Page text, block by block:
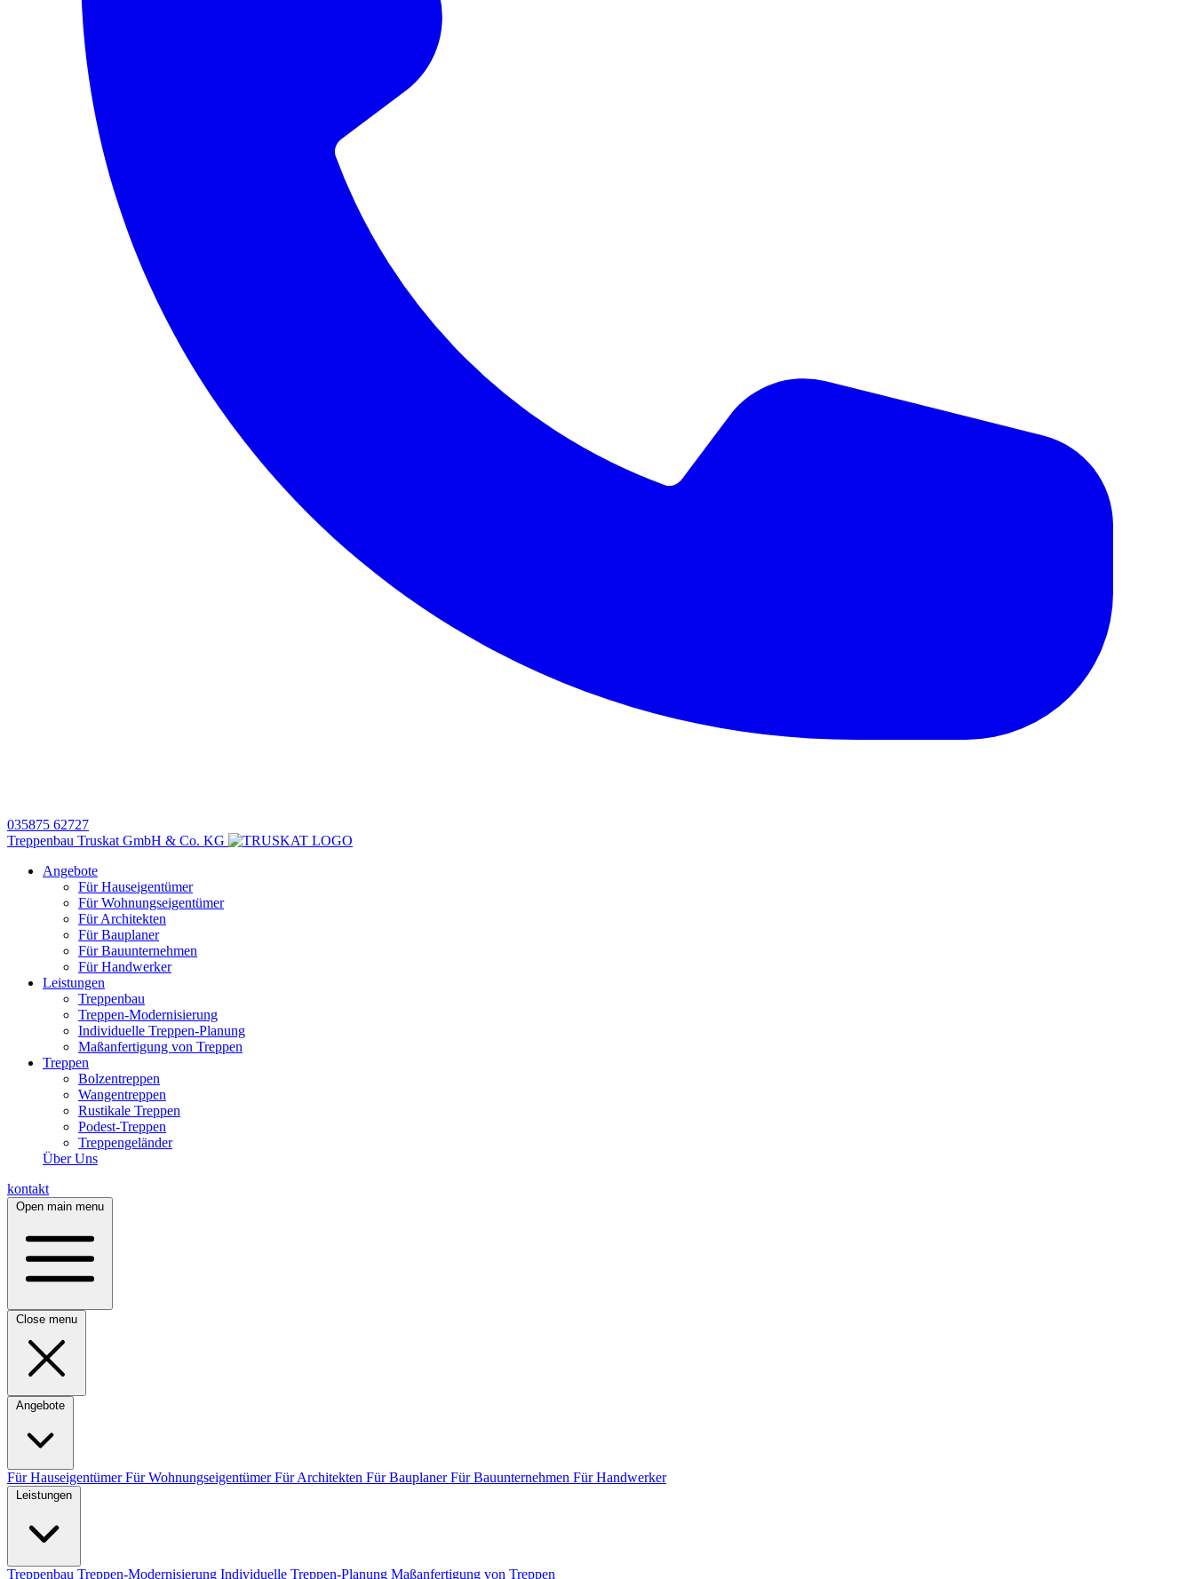
035875 62727
Treppenbau Truskat GmbH & Co. KG
Angebote
Für Hauseigentümer
Für Wohnungseigentümer
Für Architekten
Für Bauplaner
Für Bauunternehmen
Für Handwerker
Leistungen
Treppenbau
Treppen-Modernisierung
Individuelle Treppen-Planung
Maßanfertigung von Treppen
Treppen
Bolzentreppen
Wangentreppen
Rustikale Treppen
Podest-Treppen
Treppengeländer
Über Uns
kontakt
Open main menu
Close menu
Angebote
Für HauseigentümerFür WohnungseigentümerFür Architekten Für BauplanerFür Bauunternehmen Für Handwerker
Leistungen
Treppenbau Treppen-Modernisierung Individuelle Treppen-Planung Maßanfertigung von Treppen